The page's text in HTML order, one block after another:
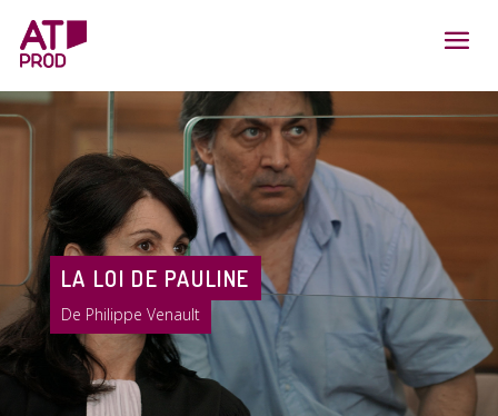
LA LOI DE PAULINE
Philippe Venault